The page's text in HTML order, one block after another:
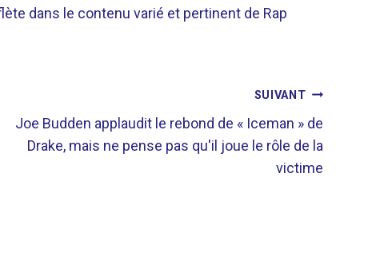
dans le contenu varié et pertinent de Rap
SUIVANT
Joe Budden applaudit le rebond de « Iceman » de
Drake, mais ne pense pas qu'il joue le rôle de la
victime